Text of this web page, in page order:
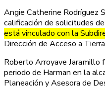
Angie Catherine Rodríguez
calificación de solicitudes
está vinculado con la
Dirección de Acceso a
Roberto Arroyave Jaramillo
periodo de Harman en la
Planeación y Asesora de